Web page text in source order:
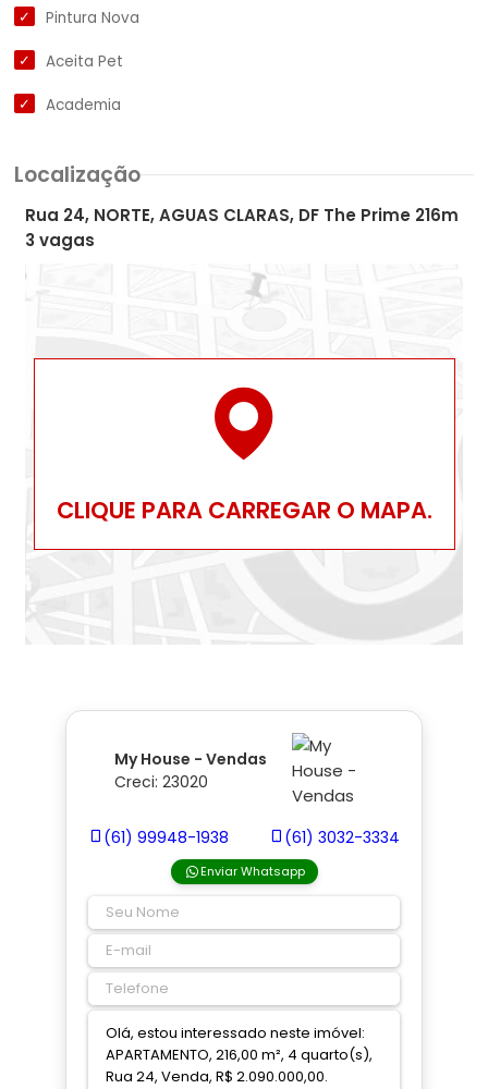
Pintura Nova
Aceita Pet
Academia
Localização
Rua 24, NORTE, AGUAS CLARAS, DF The Prime 216m
3 vagas
CLIQUE PARA CARREGAR O MAPA.
My House - Vendas
Creci: 23020
(61) 99948-1938 (61) 3032-3334
Enviar Whatsapp